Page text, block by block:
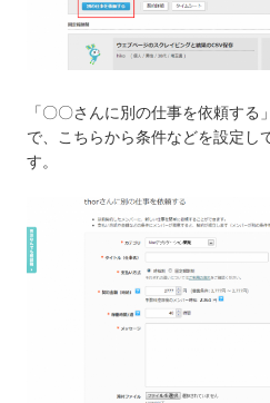
「〇〇さんに別の仕事を依頼す
で、こちらから条件などを設定し
す。